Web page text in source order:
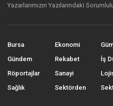
Yazarlarımızın Yazılarındaki
Bursa
Gündem
Röportajlar
Sağlık
Ekonomi
Rekabet
Sanayi
Sektörden
İş